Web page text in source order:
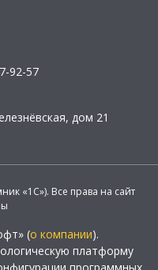
92-57
дом 21
«1С»). Все права на сайт
(о компании).
платформу